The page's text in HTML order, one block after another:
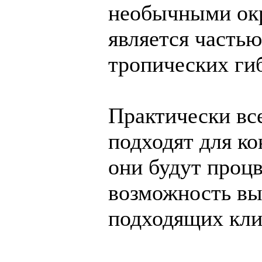
необычными
является
тропических
Практически
подходят для
они будут
возможность
подходящих